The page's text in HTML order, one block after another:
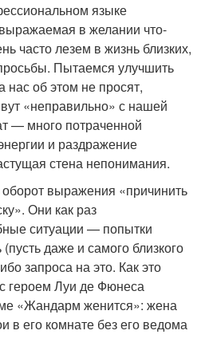
языке
в желании что-
часто лезем в жизнь близких,
Пытаемся улучшить
нас об этом не просят,
«неправильно» с нашей
— много потраченной
и раздражение
стена непонимания.
выражения «причинить
Они как раз
ситуации — попытки
даже и самого близкого
запроса на это. Как это
героем Луи де Фюнеса
«Жандарм женится»: жена
в его комнате без его ведома